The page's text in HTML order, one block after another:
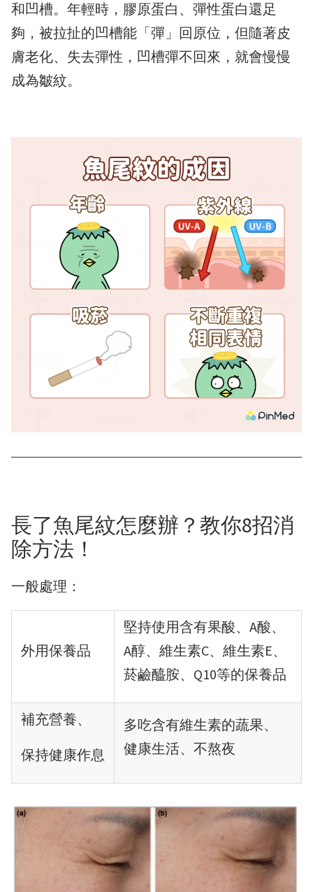
和凹槽。年輕時，膠原蛋白、彈性蛋白還足
夠，被拉扯的凹槽能「彈」回原位，但隨著皮
膚老化、失去彈性，凹槽彈不回來，就會慢慢
成為皺紋。
長了魚尾紋怎麼辦？教你8招消
除方法！
一般處理：
外用保養品
堅持使用含有果酸、A酸、
A醇、維生素C、維生素E、
菸鹼醯胺、Q10等的保養品
補充營養、
保持健康作息
多吃含有維生素的蔬果、
健康生活、不熬夜